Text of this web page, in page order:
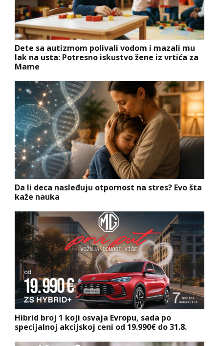
Dete sa autizmom polivali vodom i mazali mu
lak na usta: Potresno iskustvo žene iz vrtića za
Mame
Da li deca nasleđuju otpornost na stres? Evo šta
kaže nauka
Hibrid broj 1 koji osvaja Evropu, sada po
specijalnoj akcijskoj ceni od 19.990€ do 31.8.